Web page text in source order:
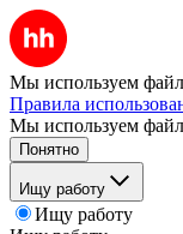
Мы используем
Правила
Мы используем
Понятно
Ищу работу
Ищу работу